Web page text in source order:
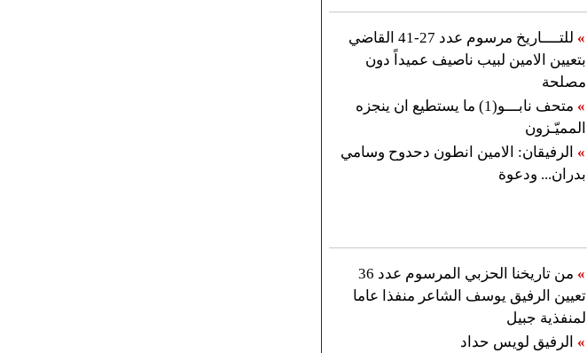
»
للتــــاريخ مرسوم عدد 27-41 القاضي
بتعيين الامين لبيب ناصيف عميداً دون
مصلحة
»
متحف نابـــو(1) ما يستطيع ان ينجزه
المميّـزون
» الرفيقان: الامين انطون دحدوح وسامي
بدران... ودعوة
»
من تاريخنا الحزبي المرسوم عدد 36
تعيين الرفيق يوسف الشاعر منفذا عاما
لمنفذية جبيل
» الرفيق لويس حداد